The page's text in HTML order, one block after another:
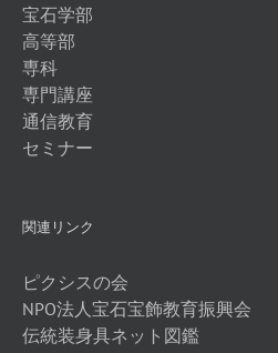
宝石学部
高等部
専科
専門講座
通信教育
セミナー
関連リンク
ピクシスの会
NPO法人宝石宝飾教育振興会
伝統装身具ネット図鑑